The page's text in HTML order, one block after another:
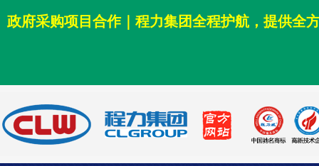
政府采购项目合作｜程力集团全程护航，提供全